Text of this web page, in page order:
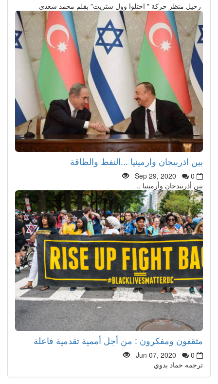
رحيل منظر حركة " احتلوا وول ستريت" بقلم محمد سعدي
بين اذربيجان وارمينيا ...النفط والطاقة
Sep 29, 2020
0
بين أذربيدجان وأرمينيا ..
مثقفون ومفكرون : من أجل أممية تقدمية فاعلة
Jun 07, 2020
0
ترجمه حماد بدوي